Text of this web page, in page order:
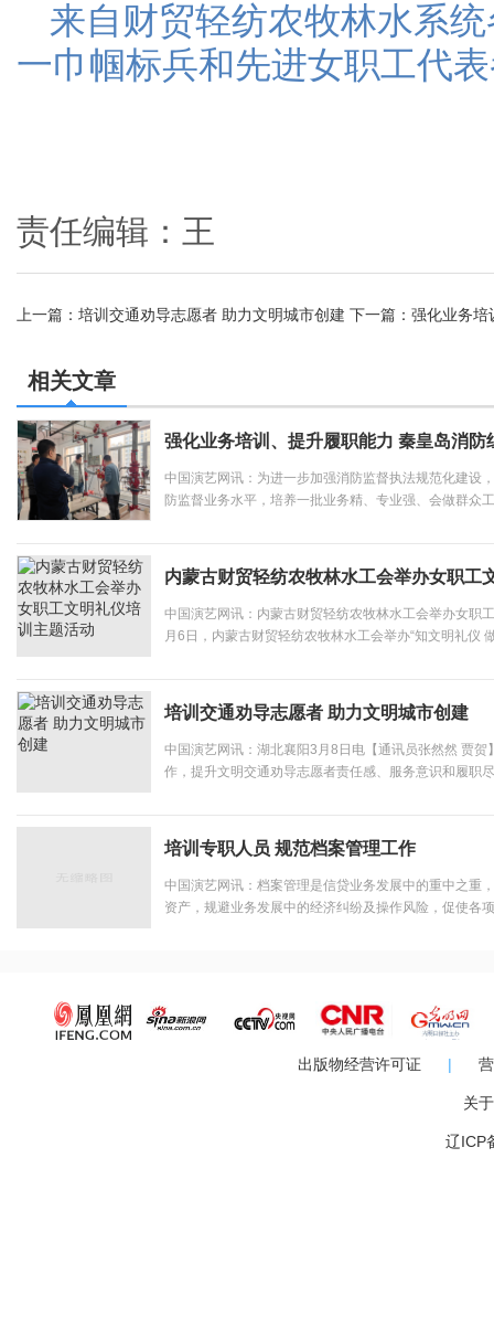
来自财贸轻纺农牧林水系
一巾帼标兵和先进女职工代
责任编辑：王
上一篇： 培训交通劝导志愿者 助力文明城市创建 下一篇： 强化业务培
相关文章
强化业务培训、提升履职能力 秦皇岛消
中国演艺网讯：为进一步加强消防监督执法规范化建设
防监督业务水平，培养一批业务精、专业强、会做群众
内蒙古财贸轻纺农牧林水工会举办女职工
中国演艺网讯：内蒙古财贸轻纺农牧林水工会举办女职
月6日，内蒙古财贸轻纺农牧林水工会举办“知文明礼仪
培训交通劝导志愿者 助力文明城市创建
中国演艺网讯：湖北襄阳3月8日电【通讯员张然然 贾
作，提升文明交通劝导志愿者责任感、服务意识和履职
培训专职人员 规范档案管理工作
中国演艺网讯：档案管理是信贷业务发展中的重中之重
资产，规避业务发展中的经济纠纷及操作风险，促使各
出版物经营许可证 |
关
辽ICP